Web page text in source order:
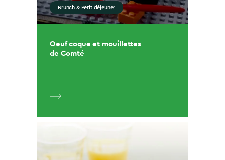
Brunch & Petit déjeuner
Oeuf coque et mouillettes
de Comté